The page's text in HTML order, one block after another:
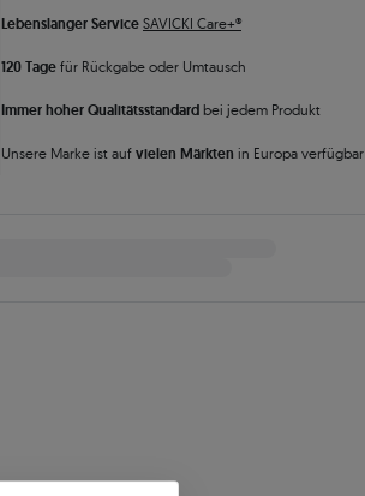
Lebenslanger Service SAVICKI Care+®
120 Tage für Rückgabe oder Umtausch
Immer hoher Qualitätsstandard bei jedem Produkt
Unsere Marke ist auf vielen Märkten in Europa verfügbar